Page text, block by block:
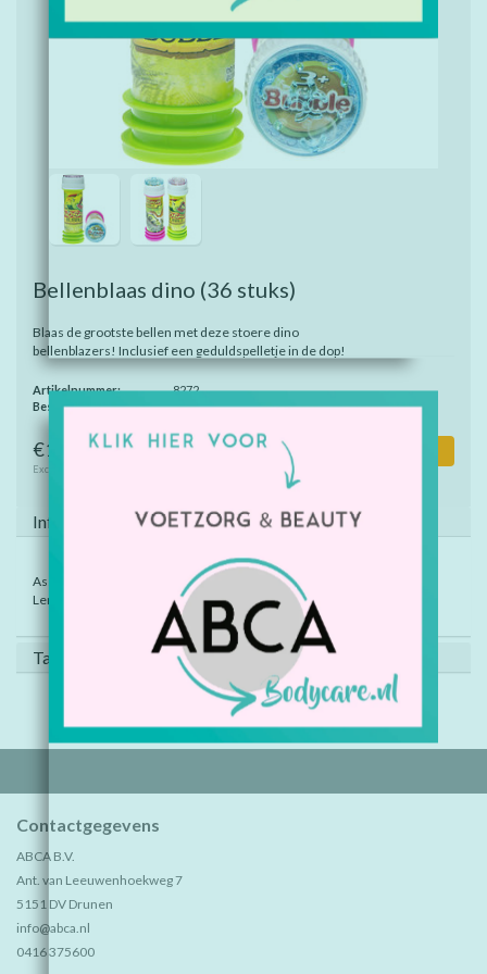
Bellenblaas dino (36 stuks)
Blaas de grootste bellen met deze stoere dino
bellenblazers! Inclusief een geduldspelletje in de dop!
Artikelnummer:
8272
Beschikbaarheid:
Op voorraad
€18,95
Excl. btw
Toevoegen aan winkelwagen
Informatie
Assorti kleuren geleverd.
Lengte: 10,5 cm.
Tags (0)
Contactgegevens
ABCA B.V.
Ant. van Leeuwenhoekweg 7
5151 DV Drunen
info@abca.nl
0416 375600